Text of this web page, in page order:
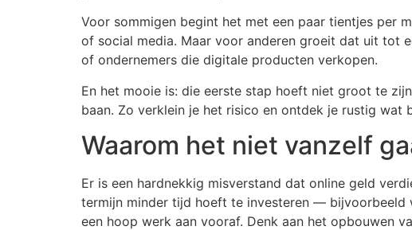
Voor sommigen begint het met een paar tientjes per
of social media. Maar voor anderen groeit dat uit tot
of ondernemers die digitale producten verkopen.
En het mooie is: die eerste stap hoeft niet groot te
baan. Zo verklein je het risico en ontdek je rustig wat
Waarom het niet vanzelf
Er is een hardnekkig misverstand dat online geld
termijn minder tijd hoeft te investeren —
een hoop werk aan vooraf. Denk aan het opbouwen